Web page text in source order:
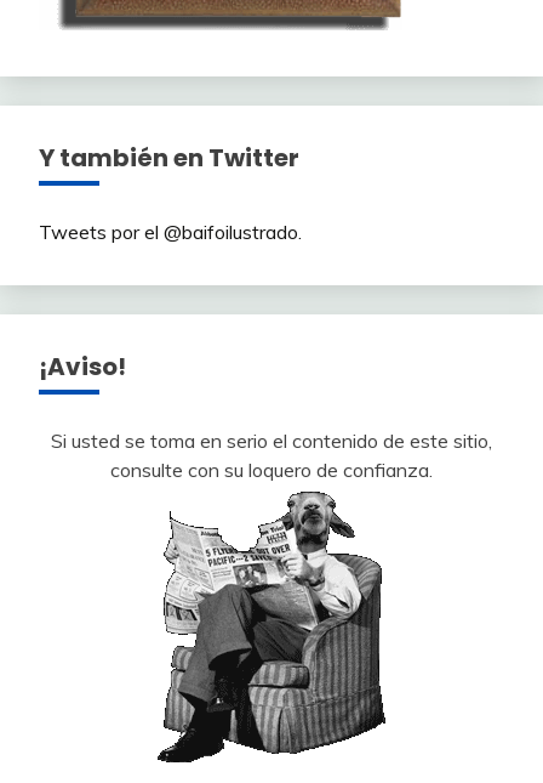
Y también en Twitter
Tweets por el @baifoilustrado.
¡Aviso!
Si usted se toma en serio el contenido de este sitio,
consulte con su loquero de confianza.